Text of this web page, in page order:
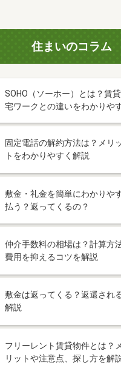
住まいのコラム
SOHO（ソーホー）とは？賃
宅ワークとの違いをわかりや
固定電話の解約方法は？メリ
トをわかりやすく解説
敷金・礼金を簡単にわかりや
払う？返ってくるの？
仲介手数料の相場は？計算方
費用を抑えるコツを解説
敷金は返ってくる？返還され
解説
フリーレント賃貸物件とは？
リットや注意点、探し方を解